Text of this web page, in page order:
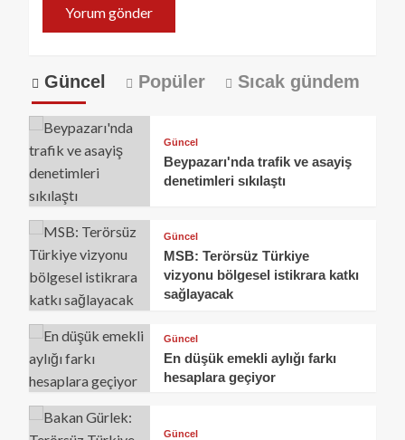
Güncel Popüler Sıcak gündem
Güncel
Beypazarı'nda trafik ve asayiş
denetimleri sıkılaştı
Güncel
MSB: Terörsüz Türkiye
vizyonu bölgesel istikrara katkı
sağlayacak
Güncel
En düşük emekli aylığı farkı
hesaplara geçiyor
Güncel